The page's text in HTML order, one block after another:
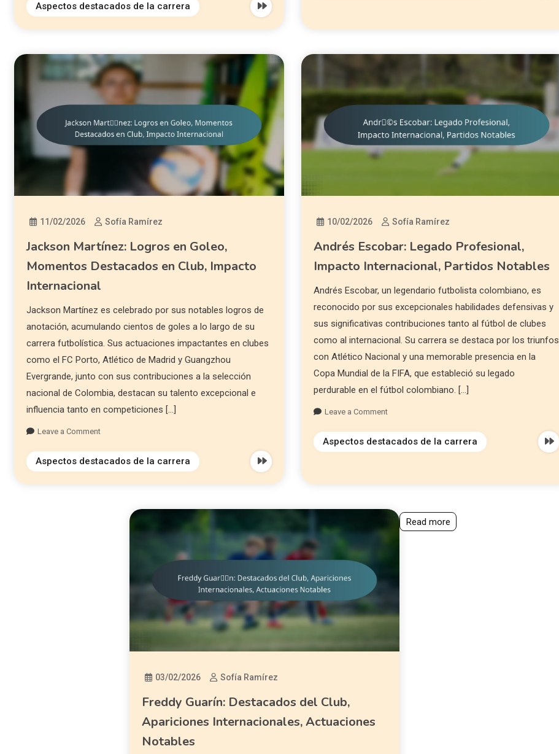
Aspectos destacados de la carrera
11/02/2026 Sofía Ramírez
Jackson Martínez: Logros en Goleo,
Momentos Destacados en Club, Impacto
Internacional
Jackson Martínez es celebrado por sus notables logros de
anotación, acumulando cientos de goles a lo largo de su
carrera futbolística. Sus actuaciones impactantes en clubes
como el FC Porto, Atlético de Madrid y Guangzhou
Evergrande, junto con sus contribuciones a la selección
nacional de Colombia, destacan su talento excepcional e
influencia tanto en competiciones […]
Leave a Comment
Aspectos destacados de la carrera
10/02/2026 Sofía Ramírez
Andrés Escobar: Legado Profesional,
Impacto Internacional, Partidos Notables
Andrés Escobar, un legendario futbolista colombiano, es
reconocido por sus excepcionales habilidades defensivas y
sus significativas contribuciones tanto al fútbol de clubes
como al internacional. Su carrera se destaca por los triunfos
con Atlético Nacional y una memorable presencia en la
Copa Mundial de la FIFA, que estableció su legado
perdurable en el fútbol colombiano. […]
Leave a Comment
Aspectos destacados de la carrera
03/02/2026 Sofía Ramírez
Freddy Guarín: Destacados del Club,
Apariciones Internacionales, Actuaciones
Notables
Read more